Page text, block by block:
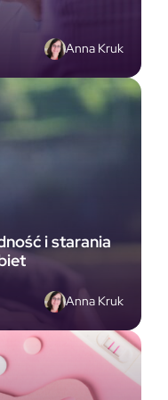
Anna Kruk
i starania
Anna Kruk